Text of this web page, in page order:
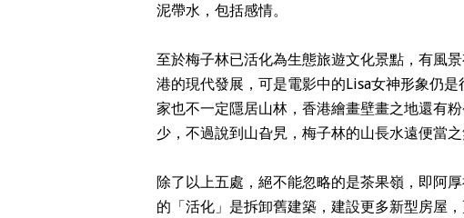
泥帶水，包括感情。
至於梅子林已活化為生態旅遊文化景點，有風
港的現代發展，可是電影中的Lisa女神形象仍
家也不一定隱居山林，香港繪畫壁畫之地還有
少，不過說到山旮旯，梅子林的山長水遠便當之
除了以上五處，絕不能忽略的是茶果嶺，即阿
的「活化」是拆卸舊建築，建設更多新型房屋